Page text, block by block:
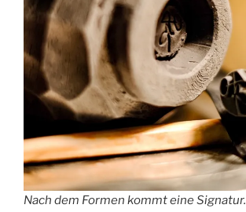
Nach dem Formen kommt eine Signatur.